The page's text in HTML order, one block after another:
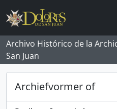
Skip to main content
Archivo Histórico de la
San Juan
Archiefvormer of